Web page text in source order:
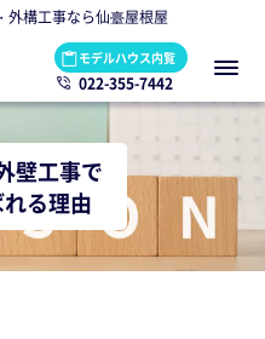
外構工事なら仙臺屋根屋
022-355-7442
モデルハウス内覧
壁工事で
る理由